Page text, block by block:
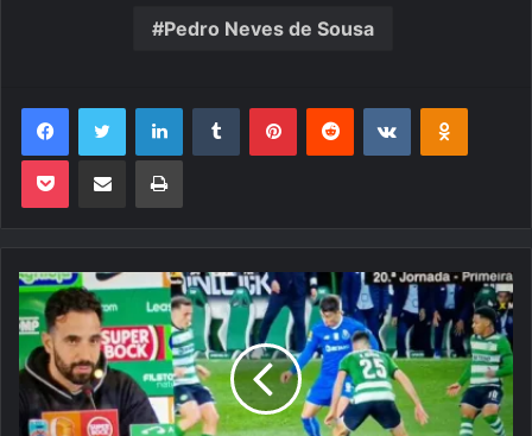
Pedro Neves de Sousa
FacebookTwitter LinkedinTumblr PinterestReddit VK OK
Pocket Compartilhar via e-mail Imprimir